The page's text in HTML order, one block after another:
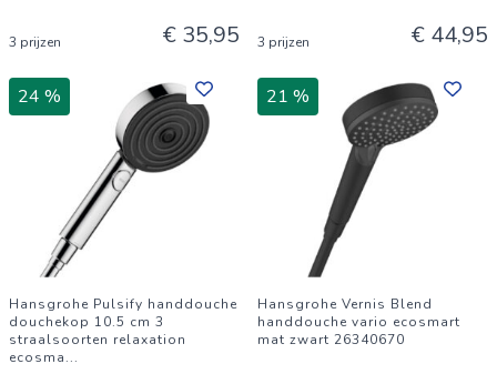
3 prijzen € 35,95 3 prijzen € 44,95
24 %
Hansgrohe Pulsify handdouche
douchekop 10.5 cm 3
straalsoorten relaxation
ecosma...
21 %
Hansgrohe Vernis Blend
handdouche vario ecosmart
mat zwart 26340670